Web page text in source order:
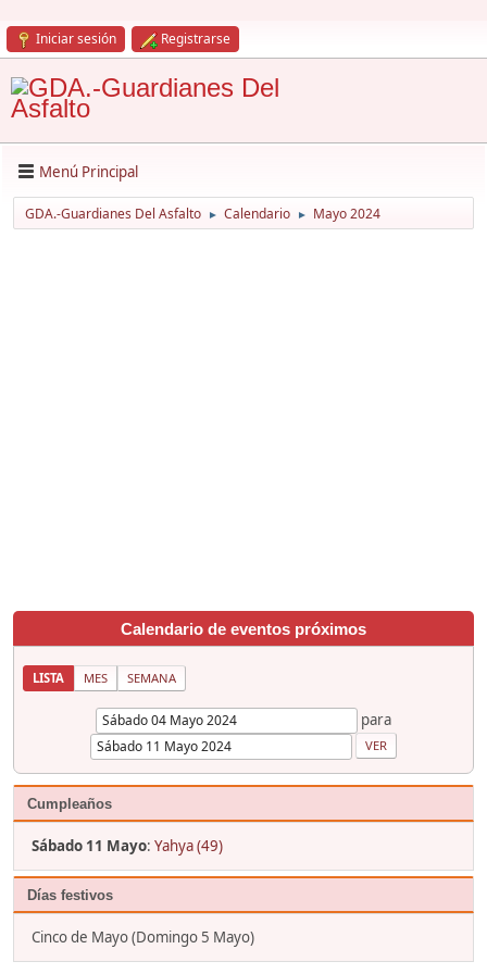
Iniciar sesión Registrarse
Menú Principal
GDA.-Guardianes Del Asfalto ► Calendario ► Mayo 2024
Calendario de eventos próximos
LISTA MES SEMANA
para
Cumpleaños
Sábado 11 Mayo: Yahya (49)
Días festivos
Cinco de Mayo (Domingo 5 Mayo)